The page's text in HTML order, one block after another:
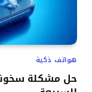
هواتف ذكية
حل مشكلة